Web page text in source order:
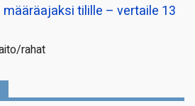
määräajaksi tilille – vertaile 13
rahat